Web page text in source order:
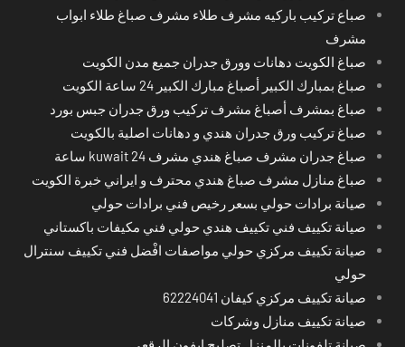
صباع تركيب باركيه مشرف طلاء مشرف صباغ طلاء ابواب
مشرف
صباغ الكويت دهانات وورق جدران جميع مدن الكويت
صباغ بمبارك الكبير أصباغ مبارك الكبير 24 ساعة الكويت
صباغ بمشرف أصباغ مشرف تركيب ورق جدران جبس بورد
صباغ تركيب ورق جدران هندي و دهانات اصلية بالكويت
صباغ جدران مشرف صباغ هندي مشرف kuwait 24 ساعة
صباغ منازل مشرف صباغ هندي محترف و ايراني خبرة الكويت
صيانة برادات حولي بسعر رخيص فني برادات حولي
صيانة تكييف فني تكييف هندي حولي فني مكيفات باكستاني
صيانة تكييف مركزي حولي مواصفات افْضل فني تكييف سنترال
حولي
صيانة تكييف مركزي كيفان 62224041
صيانة تكييف منازل وشركات